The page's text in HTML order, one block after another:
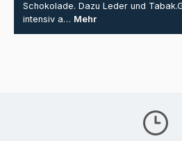
Schokolade. Dazu Leder und
intensiv a… Mehr